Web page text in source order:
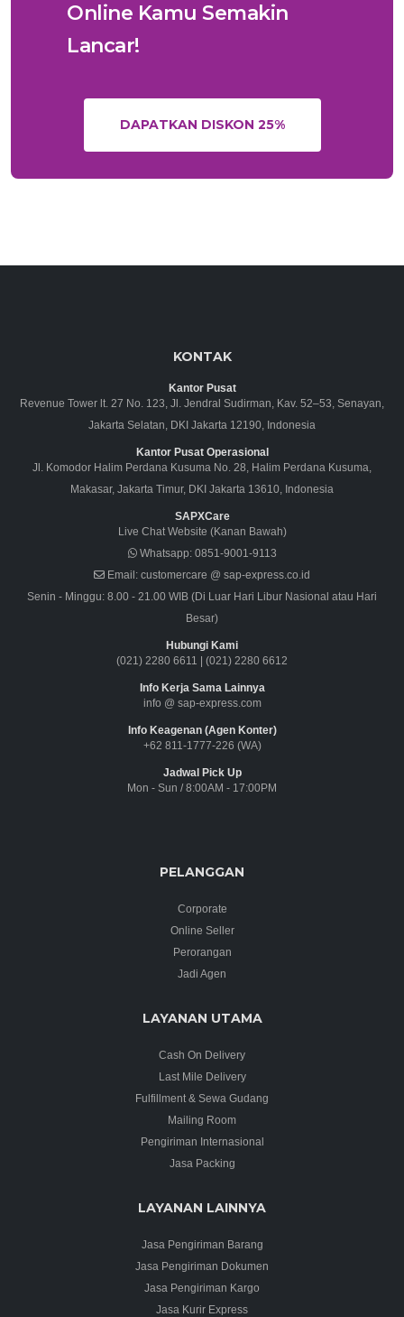
Online Kamu Semakin
Lancar!
DAPATKAN DISKON 25%
KONTAK
Kantor Pusat
Revenue Tower lt. 27 No. 123, Jl. Jendral Sudirman, Kav. 52–53, Senayan,
Jakarta Selatan, DKI Jakarta 12190, Indonesia
Kantor Pusat Operasional
Jl. Komodor Halim Perdana Kusuma No. 28, Halim Perdana Kusuma,
Makasar, Jakarta Timur, DKI Jakarta 13610, Indonesia
SAPXCare
Live Chat Website (Kanan Bawah)
Whatsapp:0851-9001-9113
Email: customercare @ sap-express.co.id
Senin - Minggu: 8.00 - 21.00 WIB (Di Luar Hari Libur Nasional atau Hari
Besar)
Hubungi Kami
(021) 2280 6611
(021) 2280 6612
Info Kerja Sama Lainnya
info @ sap-express.com
Info Keagenan (Agen Konter)
+62 811-1777-226 (WA)
Jadwal Pick Up
Mon - Sun / 8:00AM - 17:00PM
PELANGGAN
Corporate
Online Seller
Perorangan
Jadi Agen
LAYANAN UTAMA
Cash On Delivery
Last Mile Delivery
Fulfillment & Sewa Gudang
Mailing Room
Pengiriman Internasional
Jasa Packing
LAYANAN LAINNYA
Jasa Pengiriman Barang
Jasa Pengiriman Dokumen
Jasa Pengiriman Kargo
Jasa Kurir Express